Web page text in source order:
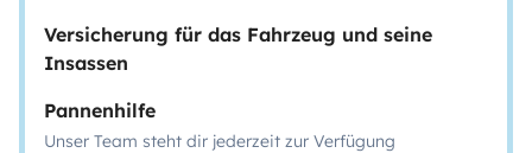
Versicherung für das Fahrzeug und seine
Insassen
Pannenhilfe
Unser Team steht dir jederzeit zur Verfügung